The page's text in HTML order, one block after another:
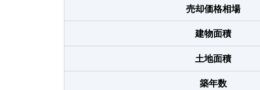
売却価格相場
建物面積
土地面積
築年数